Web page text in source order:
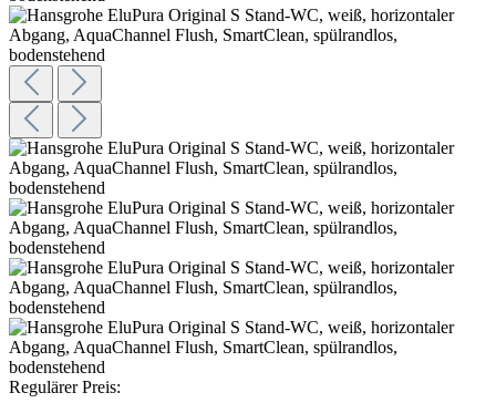
Regulärer Preis: